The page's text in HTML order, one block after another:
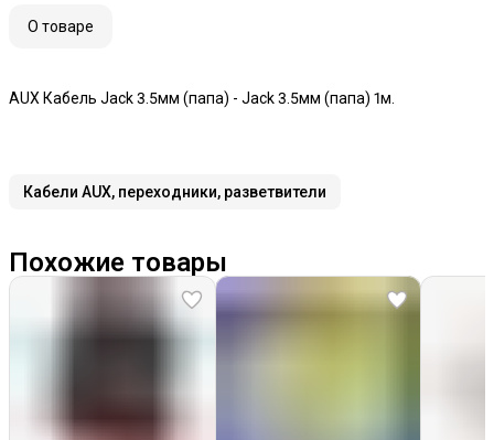
О товаре
AUX Кабель Jack 3.5мм (папа) - Jack 3.5мм (папа) 1м.
Кабели AUX, переходники, разветвители
Похожие товары